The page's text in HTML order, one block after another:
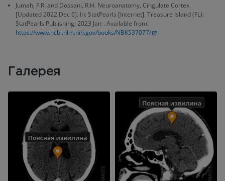
Jumah, F.R. and Dossani, R.H. Neuroanatomy, Cingulate Cortex.
[Updated 2022 Dec 6]. In: StatPearls [Internet]. Treasure Island (FL):
StatPearls Publishing; 2023 Jan-. Available from:
https://www.ncbi.nlm.nih.gov/books/NBK537077/
Галерея